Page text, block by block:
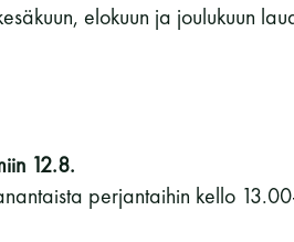
elokuun ja joulukuun
12.8.
perjantaihin kello